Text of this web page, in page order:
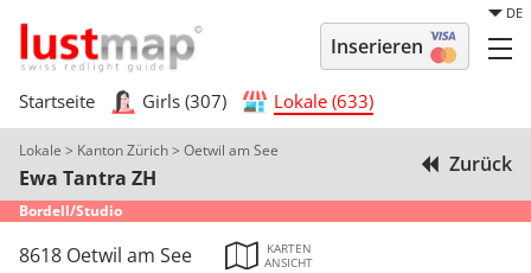
DE
Inserieren
Startseite Girls (307) Lokale (633)
Lokale > Kanton Zürich> Oetwil am See
Ewa Tantra ZH
Zurück
Bordell/Studio
8618 Oetwil am See
KARTEN
ANSICHT